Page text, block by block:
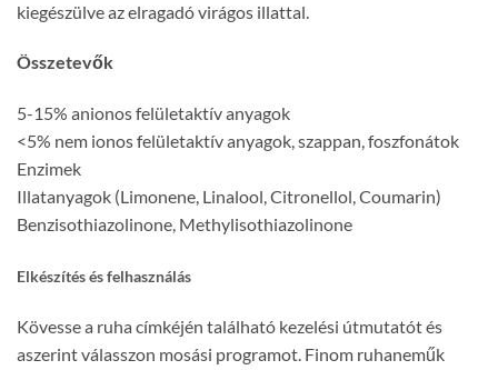
kiegészülve az elragadó virágos illattal.
Összetevők
5-15% anionos felületaktív anyagok
<5% nem ionos felületaktív anyagok, szappan, foszfonátok
Enzimek
Illatanyagok (Limonene, Linalool, Citronellol, Coumarin)
Benzisothiazolinone, Methylisothiazolinone
Elkészítés és felhasználás
Kövesse a ruha címkéjén található kezelési útmutatót és
aszerint válasszon mosási programot. Finom ruhaneműk